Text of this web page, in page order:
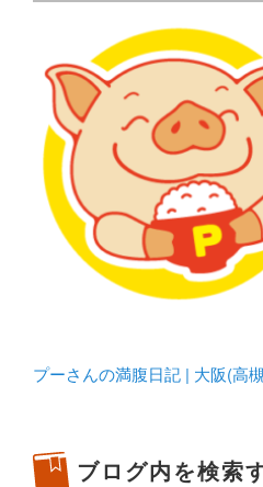
プーさん
豊中・
化してます。
プーさんの満腹日記 | 大阪(高
ブログ内を検索